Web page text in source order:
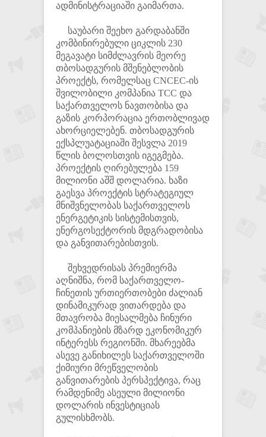
ადმინისტრაციაში გაიმართა.
საუბარი შეეხო გარდაბანში
კომბინირებული ციკლის 230
მეგავატი სიმძლავრის მეორე
თბოსადგურის მშენებლობის
პროექტს, რომელსაც CNCEC-ის
შვილობილი კომპანია TCC და
საქართველოს ნავთობისა და
გაზის კორპორაცია ერთობლივად
ახორციელებენ. თბოსადგურის
ექსპლუატაციაში შესვლა 2019
წლის ბოლოსთვის იგეგმება.
პროექტის ღირებულება 159
მილიონი აშშ დოლარია. ხაზი
გაესვა პროექტის სტრატეგიულ
მნიშვნელობას საქართველოს
ენერგეტიკის სისტემისთვის,
ენერგოსექტორის მდგრადობისა
და განვითარებისთვის.
შეხვედრისას პრემიერმა
აღნიშნა, რომ საქართველო-
ჩინეთის ურთიერთობები ძალიან
დინამიკურად ვითარდება და
მთავრობა მიესალმება ჩინური
კომპანიების მზარდ ეკონომიკურ
ინტერესს რეგიონში. მხარეებმა
ასევე განიხილეს საქართველოში
ქიმიური მრეწველობის
განვითარების პერსპექტივა, რაც
რამდენიმე ასეული მილიონი
დოლარის ინვესტიციას
გულისხმობს.